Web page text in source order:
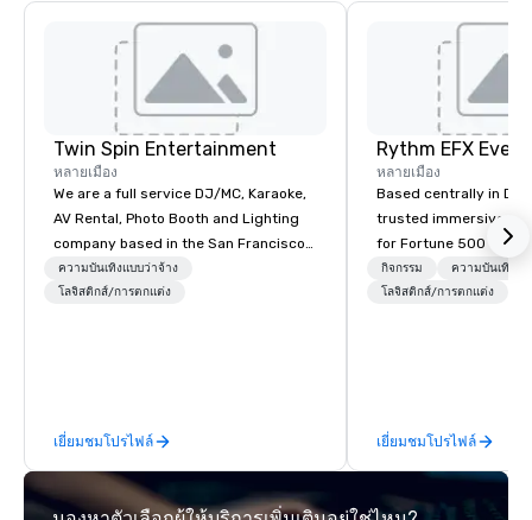
Twin Spin Entertainment
หลายเมือง
We are a full service DJ/MC, Karaoke,
AV Rental, Photo Booth and Lighting
company based in the San Francisco
Bay Area. We specialize in corporate
events and weddings and have been
ความบันเทิงแบบว่าจ้าง
โลจิสติกส์/การตกแต่ง
เยี่ยมชมโปรไฟล์
หลายเมือง
Based centrally in
trusted immersive
for Fortune 500
2012. We deliver stunning premium AV
and in-house custom
back because we
effortless, making
กิจกรรม
ความบันเทิงแบ
โลจิสติกส์/การตกแต่ง
เยี่ยมชมโปรไฟล์